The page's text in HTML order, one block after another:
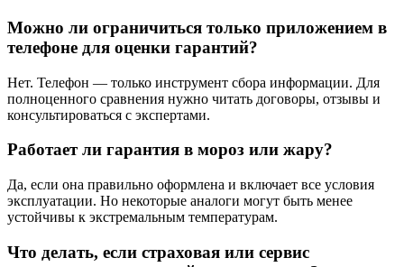
Можно ли ограничиться только приложением в
телефоне для оценки гарантий?
Нет. Телефон — только инструмент сбора информации. Для
полноценного сравнения нужно читать договоры, отзывы и
консультироваться с экспертами.
Работает ли гарантия в мороз или жару?
Да, если она правильно оформлена и включает все условия
эксплуатации. Но некоторые аналоги могут быть менее
устойчивы к экстремальным температурам.
Что делать, если страховая или сервис